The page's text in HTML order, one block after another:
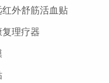
外舒筋活血贴
理疗器